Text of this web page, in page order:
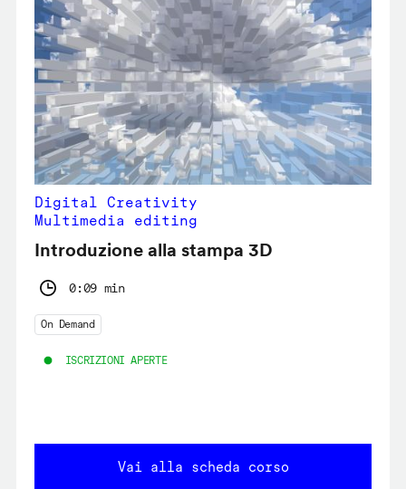
Digital Creativity
Multimedia editing
Introduzione alla stampa 3D
0:09 min
On Demand
ISCRIZIONI APERTE
Vai alla scheda corso